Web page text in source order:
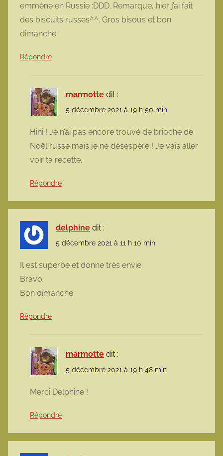
emmène en Russie :DDD. Remarque, hier j’ai fait
des biscuits russes^^. Gros bisous et bon
dimanche
Répondre
marmotte dit :
5 décembre 2021 à 19 h 50 min
Hihi ! Je n’ai pas encore trouvé de brioche de
Noël russe mais je ne désespère ! Je vais aller
voir ta recette.
Répondre
delphine dit :
5 décembre 2021 à 11 h 10 min
Il est superbe et donne très envie
Bravo
Bon dimanche
Répondre
marmotte dit :
5 décembre 2021 à 19 h 48 min
Merci Delphine !
Répondre